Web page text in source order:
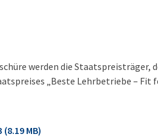
werden die Staatspreisträger,
„Beste Lehrbetriebe – Fit
MB)